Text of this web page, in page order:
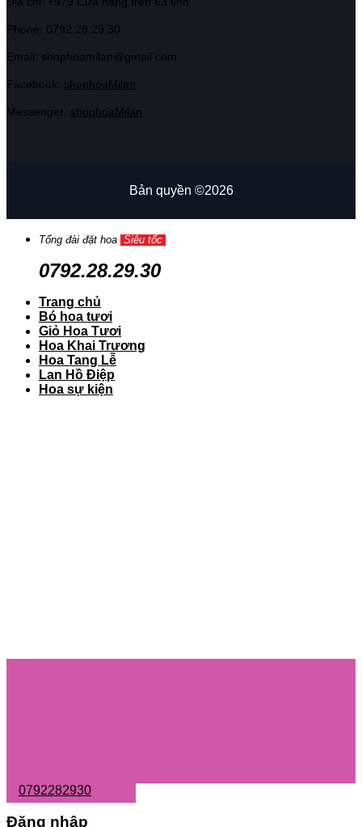
Phone: 0792.28.29.30
Email: shophoamilan@gmail.com
Facebook: shophoaMilan
Messenger: shophoaMilan
Bản quyền ©2026
Tổng đài đặt hoa Siêu tốc
0792.28.29.30
Trang chủ
Bó hoa tươi
Giỏ Hoa Tươi
Hoa Khai Trương
Hoa Tang Lễ
Lan Hồ Điệp
Hoa sự kiện
0792282930
Đăng nhập